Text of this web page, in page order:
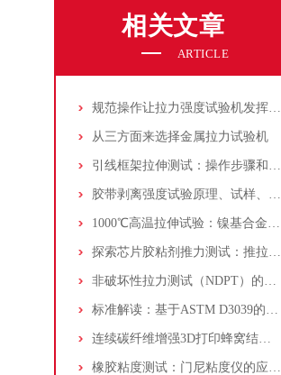
相关文章
ARTICLE
规范操作让拉力强度试验机发挥实效
从三方面来选择金属拉力试验机
引线框架拉伸测试：操作步骤和测试标准
胶带剥离强度试验原理、试样、试验步骤、试验结果、报告详解！
1000℃高温拉伸试验：镍基合金的拉伸性能测试流程详解
探索芯片胶粘剂推力测试：推拉力测试机的应用指南
非破坏性拉力测试（NDPT）的原理、标准与可靠性影响分析
标准解读：基于ASTM D3039的复合材料高温（200℃）拉伸试验方法全析
连续碳纤维增强3D打印蜂窝结构冲击测试：落锤冲击试验机的实践
橡胶粘度测试：门尼粘度仪的应用，方法和标准参考！